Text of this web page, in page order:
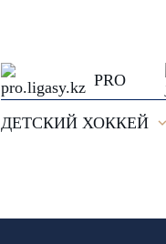
PRO
ДЕТСКИЙ ХОККЕЙ